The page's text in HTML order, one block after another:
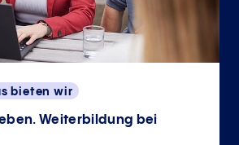
bieten wir
Weiterbildung bei